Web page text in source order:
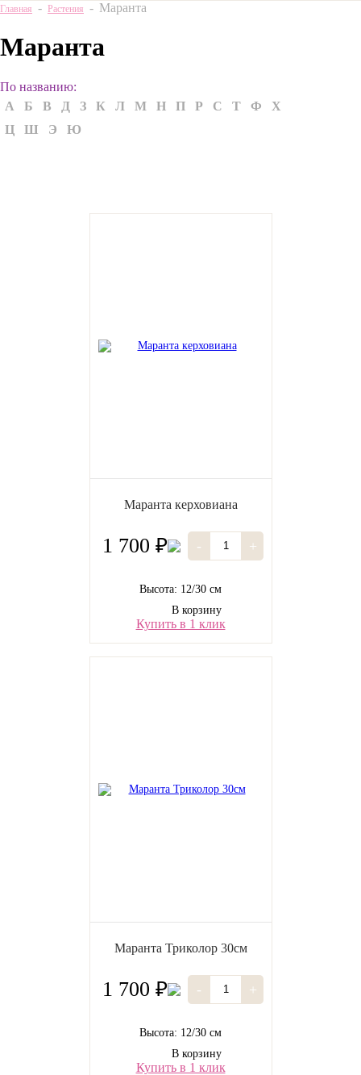
Главная - Растения - Маранта
Маранта
По названию:
А
Б В Д З К Л М Н П Р С Т Ф
Х
Ц
Ш Э Ю
Маранта керховиана
1 700 ₽ - +
Высота: 12/30 см
В корзину
Купить в 1 клик
Маранта Триколор 30см
1 700 ₽ - +
Высота: 12/30 см
В корзину
Купить в 1 клик